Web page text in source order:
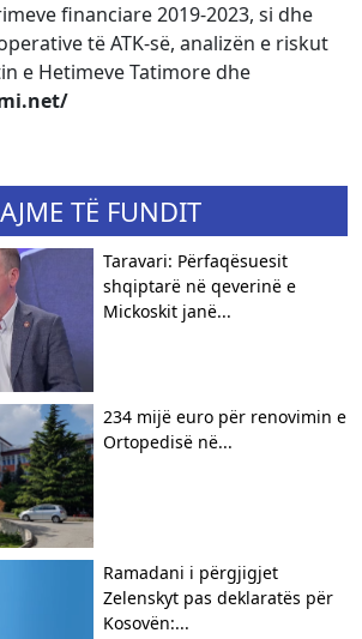
financiare 2019-2023, si dhe
të ATK-së, analizën e riskut
e Hetimeve Tatimore dhe
TË FUNDIT
Taravari: Përfaqësuesit
shqiptarë në qeverinë e
Mickoskit janë...
234 mijë euro për renovimin e
Ortopedisë në...
Ramadani i përgjigjet
Zelenskyt pas deklaratës për
Kosovën:...